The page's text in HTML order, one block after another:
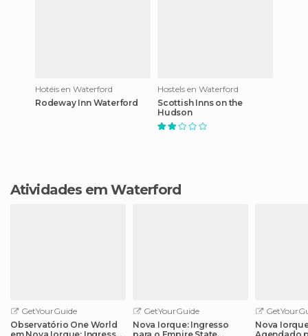
Hotéis en Waterford
Rodeway Inn Waterford
Hostels en Waterford
Scottish Inns on the
Hudson
Atividades em Waterford
GetYourGuide
Observatório One World
GetYourGuide
Nova Iorque: Ingresso
Nova